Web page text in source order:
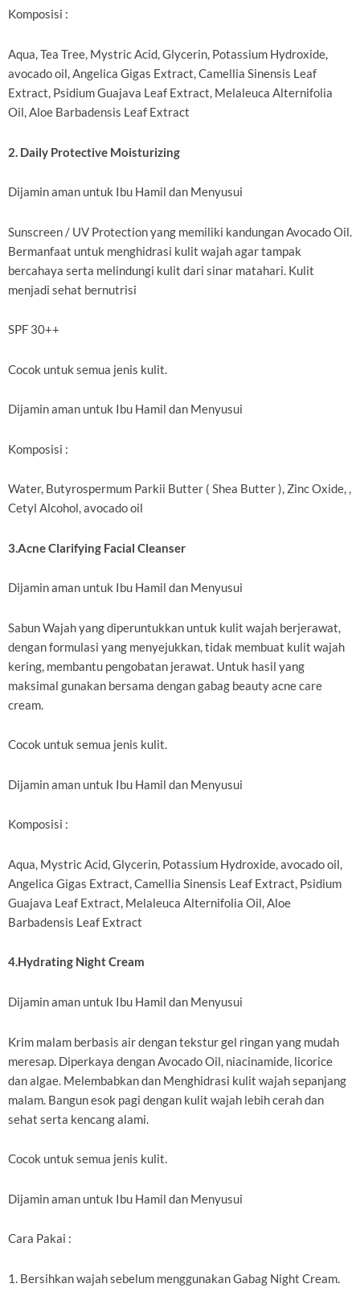
Komposisi :
Aqua, Tea Tree, Mystric Acid, Glycerin, Potassium Hydroxide,
avocado oil, Angelica Gigas Extract, Camellia Sinensis Leaf
Extract, Psidium Guajava Leaf Extract, Melaleuca Alternifolia
Oil, Aloe Barbadensis Leaf Extract
2. Daily Protective Moisturizing
Dijamin aman untuk Ibu Hamil dan Menyusui
Sunscreen / UV Protection yang memiliki kandungan Avocado Oil.
Bermanfaat untuk menghidrasi kulit wajah agar tampak
bercahaya serta melindungi kulit dari sinar matahari. Kulit
menjadi sehat bernutrisi
SPF 30++
Cocok untuk semua jenis kulit.
Dijamin aman untuk Ibu Hamil dan Menyusui
Komposisi :
Water, Butyrospermum Parkii Butter ( Shea Butter ), Zinc Oxide, ,
Cetyl Alcohol, avocado oil
3.Acne Clarifying Facial Cleanser
Dijamin aman untuk Ibu Hamil dan Menyusui
Sabun Wajah yang diperuntukkan untuk kulit wajah berjerawat,
dengan formulasi yang menyejukkan, tidak membuat kulit wajah
kering, membantu pengobatan jerawat. Untuk hasil yang
maksimal gunakan bersama dengan gabag beauty acne care
cream.
Cocok untuk semua jenis kulit.
Dijamin aman untuk Ibu Hamil dan Menyusui
Komposisi :
Aqua, Mystric Acid, Glycerin, Potassium Hydroxide, avocado oil,
Angelica Gigas Extract, Camellia Sinensis Leaf Extract, Psidium
Guajava Leaf Extract, Melaleuca Alternifolia Oil, Aloe
Barbadensis Leaf Extract
4.Hydrating Night Cream
Dijamin aman untuk Ibu Hamil dan Menyusui
Krim malam berbasis air dengan tekstur gel ringan yang mudah
meresap. Diperkaya dengan Avocado Oil, niacinamide, licorice
dan algae. Melembabkan dan Menghidrasi kulit wajah sepanjang
malam. Bangun esok pagi dengan kulit wajah lebih cerah dan
sehat serta kencang alami.
Cocok untuk semua jenis kulit.
Dijamin aman untuk Ibu Hamil dan Menyusui
Cara Pakai :
1. Bersihkan wajah sebelum menggunakan Gabag Night Cream.